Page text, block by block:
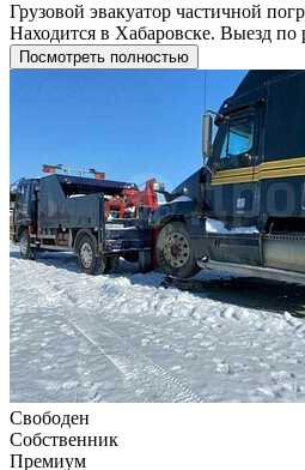
Грузовой эвакуатор частичной
Находится в Хабаровске. Выезд по
Посмотреть полностью
Свободен
Собственник
Премиум